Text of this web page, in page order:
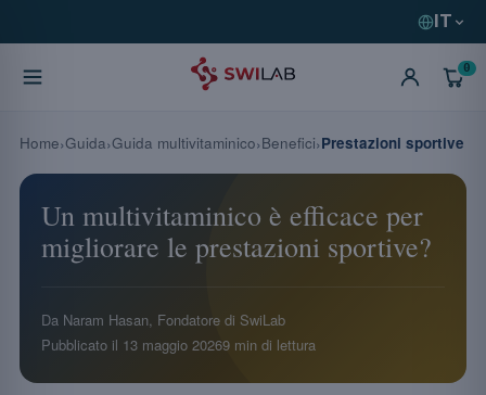
IT
0
Un multivitaminico è efficace per
migliorare le prestazioni sportive?
Da Naram Hasan, Fondatore di SwiLab
Pubblicato il 13 maggio 20269 min di lettura
Home Guida Guida multivitaminico Benefici Prestazioni sportive